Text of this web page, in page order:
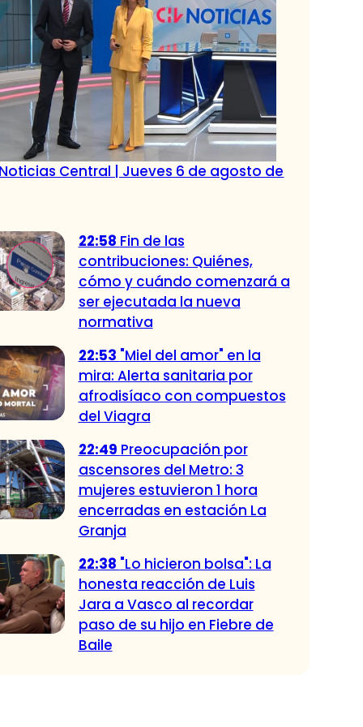
Central | Jueves 6 de agosto de
22:58 Fin de las
contribuciones: Quiénes,
cómo y cuándo comenzará a
ser ejecutada la nueva
normativa
22:53 "Miel del amor" en la
mira: Alerta sanitaria por
afrodisíaco con compuestos
del Viagra
22:49 Preocupación por
ascensores del Metro: 3
mujeres estuvieron 1 hora
encerradas en estación La
Granja
22:38 "Lo hicieron bolsa": La
honesta reacción de Luis
Jara a Vasco al recordar
paso de su hijo en Fiebre de
Baile